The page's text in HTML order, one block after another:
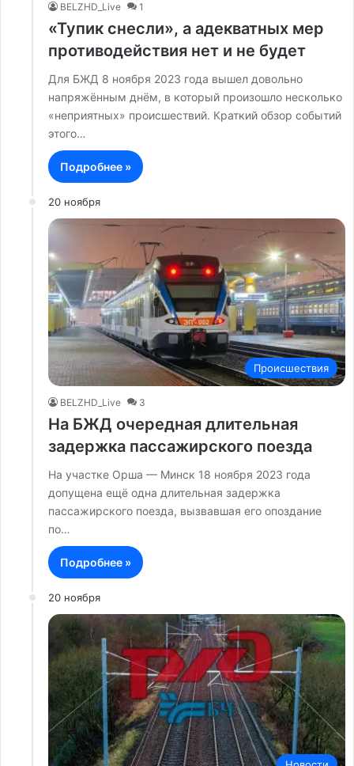
BELZHD_Live 1
«Тупик снесли», а адекватных мер
противодействия нет и не будет
Для БЖД 8 ноября 2023 года вышел довольно
напряжённым днём, в который произошло несколько
«неприятных» происшествий. Краткий обзор событий
этого…
Подробнее »
20 ноября
Происшествия
BELZHD_Live 3
На БЖД очередная длительная
задержка пассажирского поезда
На участке Орша — Минск 18 ноября 2023 года
допущена ещё одна длительная задержка
пассажирского поезда, вызвавшая его опоздание
по…
Подробнее »
20 ноября